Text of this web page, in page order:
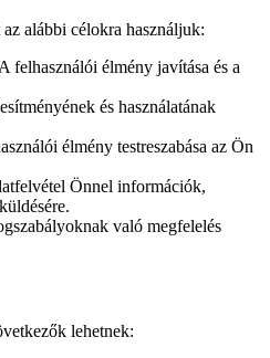
alábbi célokra használjuk:
felhasználói élmény javítása és a
és használatának
élmény testreszabása az Ön
Önnel információk,
való megfelelés
lehetnek: